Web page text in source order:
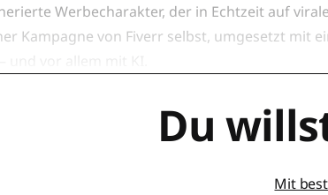
Werbecharakter, der in Echtzeit auf
Kampagne von Fiverr selbst, umgesetzt mit
Du
Mit